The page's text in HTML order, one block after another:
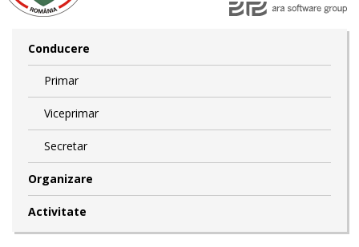
Conducere
Primar
Viceprimar
Secretar
Organizare
Activitate